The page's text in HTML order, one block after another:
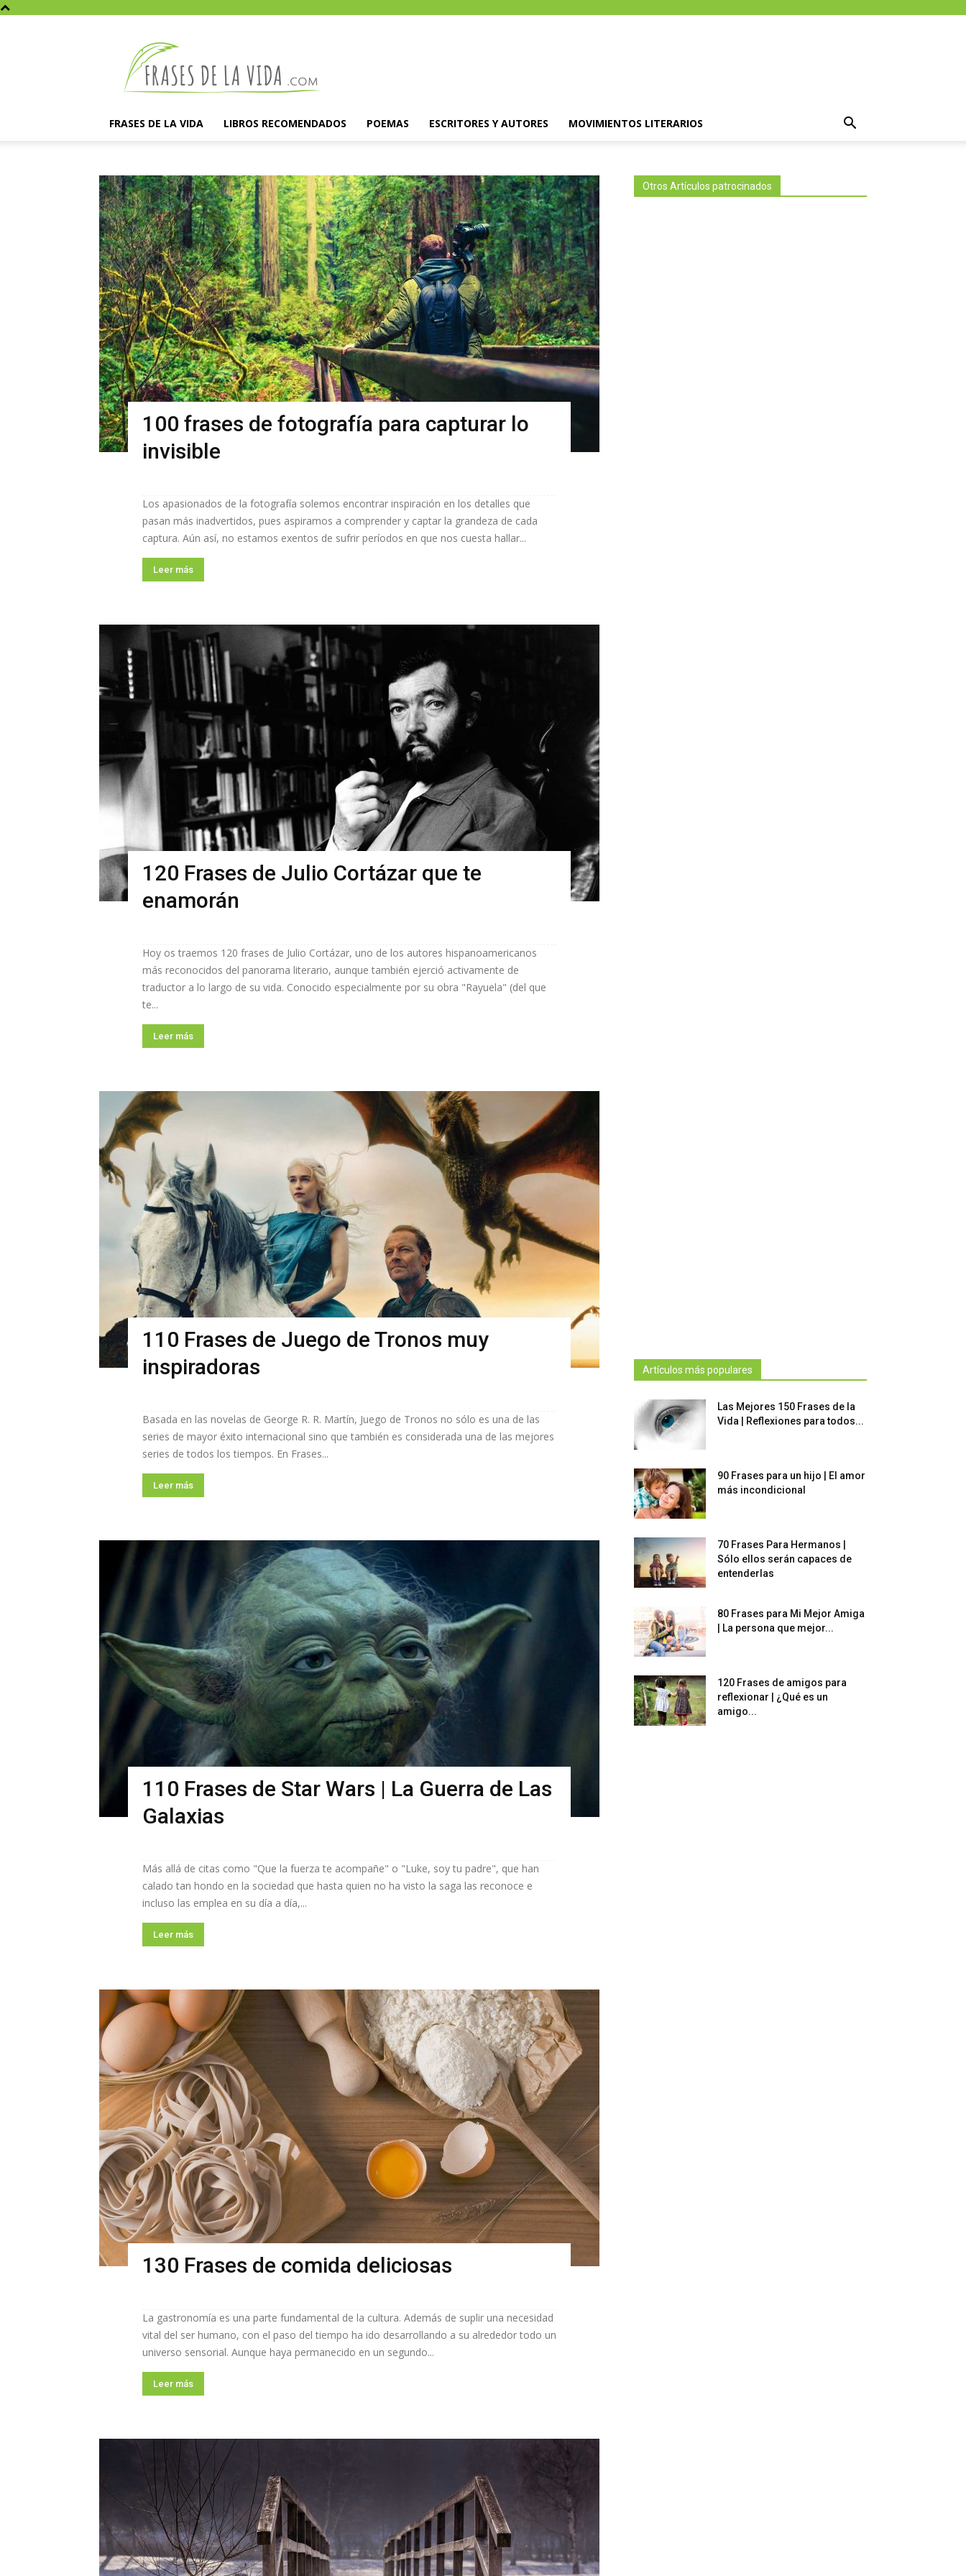
la
vida
FRASES DE LA VIDA LIBROS RECOMENDADOS POEMAS ESCRITORES Y AUTORES MOVIMIENTOS LITERARIOS
100 frases de fotografía para capturar lo
invisible
Los apasionados de la fotografía solemos encontrar inspiración en los detalles que
pasan más inadvertidos, pues aspiramos a comprender y captar la grandeza de cada
captura. Aún así, no estamos exentos de sufrir períodos en que nos cuesta hallar...
Leer más
120 Frases de Julio Cortázar que te
enamorán
Hoy os traemos 120 frases de Julio Cortázar, uno de los autores hispanoamericanos
más reconocidos del panorama literario, aunque también ejerció activamente de
traductor a lo largo de su vida. Conocido especialmente por su obra "Rayuela" (del que
te...
Leer más
110 Frases de Juego de Tronos muy
inspiradoras
Basada en las novelas de George R. R. Martín, Juego de Tronos no sólo es una de las
series de mayor éxito internacional sino que también es considerada una de las mejores
series de todos los tiempos. En Frases...
Leer más
110 Frases de Star Wars | La Guerra de Las
Galaxias
Más allá de citas como "Que la fuerza te acompañe" o "Luke, soy tu padre", que han
calado tan hondo en la sociedad que hasta quien no ha visto la saga las reconoce e
incluso las emplea en su día a día,...
Leer más
130 Frases de comida deliciosas
La gastronomía es una parte fundamental de la cultura. Además de suplir una necesidad
vital del ser humano, con el paso del tiempo ha ido desarrollando a su alrededor todo un
universo sensorial. Aunque haya permanecido en un segundo...
Leer más
Otros Artículos patrocinados
Artículos más populares
Las Mejores 150 Frases de la
Vida | Reflexiones para todos...
90 Frases para un hijo | El amor
más incondicional
70 Frases Para Hermanos |
Sólo ellos serán capaces de
entenderlas
80 Frases para Mi Mejor Amiga
| La persona que mejor...
120 Frases de amigos para
reflexionar | ¿Qué es un
amigo...